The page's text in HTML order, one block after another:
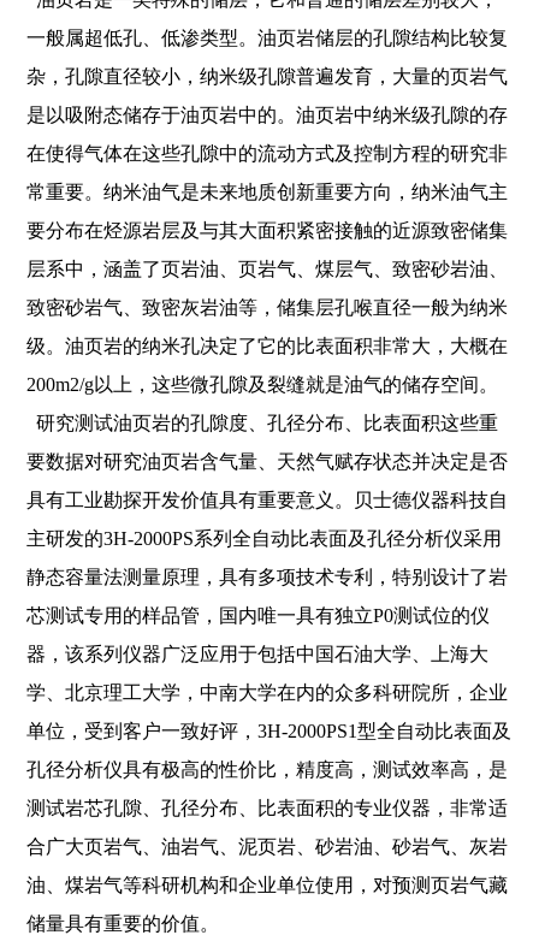
一般属超低孔、低渗类型。油页岩储层的孔隙结构比较复
杂，孔隙直径较小，纳米级孔隙普遍发育，大量的页岩气
是以吸附态储存于油页岩中的。油页岩中纳米级孔隙的存
在使得气体在这些孔隙中的流动方式及控制方程的研究非
常重要。纳米油气是未来地质创新重要方向，纳米油气主
要分布在烃源岩层及与其大面积紧密接触的近源致密储集
层系中，涵盖了页岩油、页岩气、煤层气、致密砂岩油、
致密砂岩气、致密灰岩油等，储集层孔喉直径一般为纳米
级。油页岩的纳米孔决定了它的比表面积非常大，大概在
200m2/g以上，这些微孔隙及裂缝就是油气的储存空间。
研究测试油页岩的孔隙度、孔径分布、比表面积这些重
要数据对研究油页岩含气量、天然气赋存状态并决定是否
具有工业勘探开发价值具有重要意义。贝士德仪器科技自
主研发的3H-2000PS系列全自动比表面及孔径分析仪采用
静态容量法测量原理，具有多项技术专利，特别设计了岩
芯测试专用的样品管，国内唯一具有独立P0测试位的仪
器，该系列仪器广泛应用于包括中国石油大学、上海大
学、北京理工大学，中南大学在内的众多科研院所，企业
单位，受到客户一致好评，3H-2000PS1型全自动比表面及
孔径分析仪具有极高的性价比，精度高，测试效率高，是
测试岩芯孔隙、孔径分布、比表面积的专业仪器，非常适
合广大页岩气、油岩气、泥页岩、砂岩油、砂岩气、灰岩
油、煤岩气等科研机构和企业单位使用，对预测页岩气藏
储量具有重要的价值。